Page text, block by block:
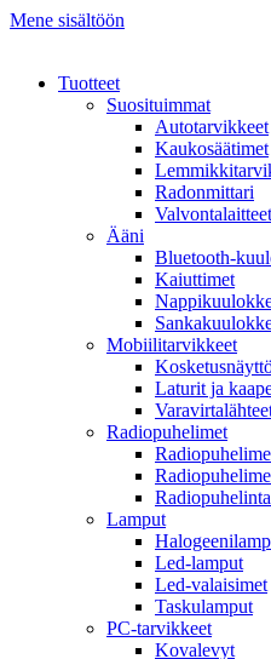
Mene sisältöön
Tuotteet
Suosituimmat
Autotarvikkeet
Kaukosäätimet
Radonmittari
Valvontalaitteet
Ääni
Bluetooth-
Kaiuttimet
Mobiilitarvikkeet
Laturit ja
Radiopuhelimet
Lamput
Led-lamput
Led-valaisimet
Taskulamput
PC-tarvikkeet
Kovalevyt